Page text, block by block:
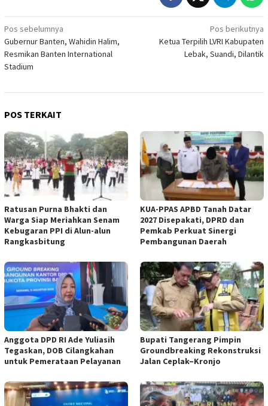
Navigasi
pos
Pos sebelumnya
Gubernur Banten, Wahidin Halim,
Resmikan Banten International
Stadium
Pos berikutnya
Ketua Terpilih LVRI Kabupaten
Lebak, Suandi, Dilantik
POS TERKAIT
Ratusan Purna Bhakti dan
Warga Siap Meriahkan Senam
Kebugaran PPI di Alun-alun
Rangkasbitung
KUA-PPAS APBD Tanah Datar
2027 Disepakati, DPRD dan
Pemkab Perkuat Sinergi
Pembangunan Daerah
Anggota DPD RI Ade Yuliasih
Tegaskan, DOB Cilangkahan
untuk Pemerataan Pelayanan
Bupati Tangerang Pimpin
Groundbreaking Rekonstruksi
Jalan Ceplak–Kronjo